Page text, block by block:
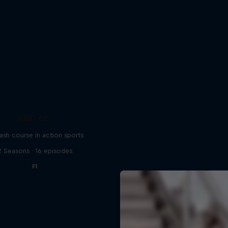
course in action sports
Seasons · 16 episodes
F1